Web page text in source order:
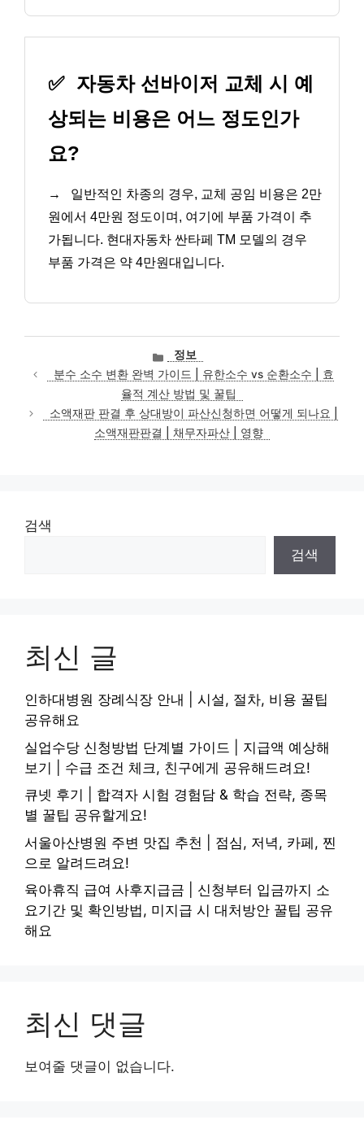
✅ 자동차 선바이저 교체 시 예
상되는 비용은 어느 정도인가
요?
→
일반적인 차종의 경우, 교체 공임 비용은 2만
원에서 4만원 정도이며, 여기에 부품 가격이 추
가됩니다. 현대자동차 싼타페 TM 모델의 경우
부품 가격은 약 4만원대입니다.
카
테
고
리
정보
분수 소수 변환 완벽 가이드 | 유한소수 vs 순환소수 | 효
율적 계산 방법 및 꿀팁
소액재판 판결 후 상대방이 파산신청하면 어떻게 되나요 |
소액재판판결 | 채무자파산 | 영향
검색
검색
최신 글
인하대병원 장례식장 안내 | 시설, 절차, 비용 꿀팁
공유해요
실업수당 신청방법 단계별 가이드 | 지급액 예상해
보기 | 수급 조건 체크, 친구에게 공유해드려요!
큐넷 후기 | 합격자 시험 경험담 & 학습 전략, 종목
별 꿀팁 공유할게요!
서울아산병원 주변 맛집 추천 | 점심, 저녁, 카페, 찐
으로 알려드려요!
육아휴직 급여 사후지급금 | 신청부터 입금까지 소
요기간 및 확인방법, 미지급 시 대처방안 꿀팁 공유
해요
최신 댓글
보여줄 댓글이 없습니다.